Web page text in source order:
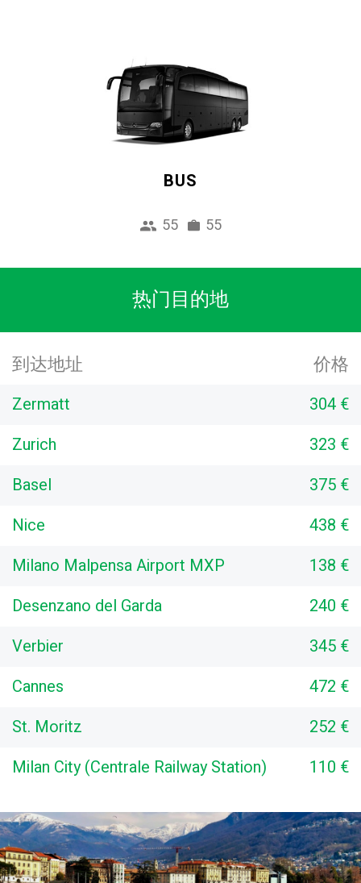
BUS
55 55
热门目的地
到达地址 价格
Zermatt
304 €
Zurich
323 €
Basel
375 €
Nice
438 €
Milano Malpensa Airport MXP
138 €
Desenzano del Garda
240 €
Verbier
345 €
Cannes
472 €
St. Moritz
252 €
Milan City (Centrale Railway Station)
110 €